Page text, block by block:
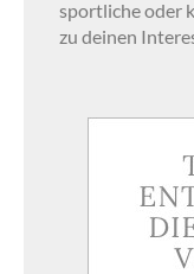
sportliche oder
zu deinen